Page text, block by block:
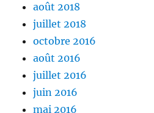
août 2018
juillet 2018
octobre 2016
août 2016
juillet 2016
juin 2016
mai 2016